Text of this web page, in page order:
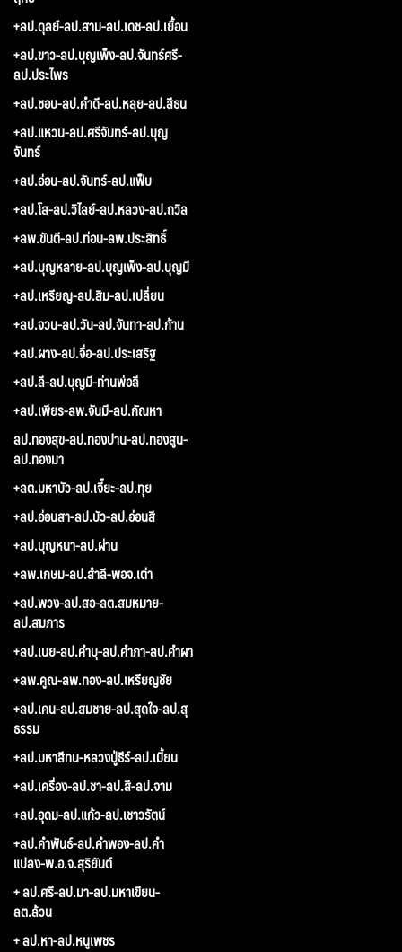
+ลป.ดุลย์-ลป.สาม-ลป.เดช-ลป.เยื้อน
+ลป.ขาว-ลป.บุญเพ็ง-ลป.จันทร์ศรี-
ลป.ประไพร
+ลป.ชอบ-ลป.คำดี-ลป.หลุย-ลป.สีธน
+ลป.แหวน-ลป.ศรีจันทร์-ลป.บุญ
จันทร์
+ลป.อ่อน-ลป.จันทร์-ลป.แฟ็บ
+ลป.โส-ลป.วิไลย์-ลป.หลวง-ลป.ถวิล
+ลพ.ขันตี-ลป.ท่อน-ลพ.ประสิทธิ์
+ลป.บุญหลาย-ลป.บุญเพ็ง-ลป.บุญมี
+ลป.เหรียญ-ลป.สิม-ลป.เปลี่ยน
+ลป.จวน-ลป.วัน-ลป.จันทา-ลป.ก้าน
+ลป.ผาง-ลป.จื่อ-ลป.ประเสริฐ
+ลป.ลี-ลป.บุญมี-ท่านพ่อลี
+ลป.เพียร-ลพ.จันมี-ลป.กัณหา
ลป.ทองสุข-ลป.ทองปาน-ลป.ทองสูน-
ลป.ทองมา
+ลต.มหาบัว-ลป.เจี๊ยะ-ลป.ทุย
+ลป.อ่อนสา-ลป.บัว-ลป.อ่อนสี
+ลป.บุญหนา-ลป.ผ่าน
+ลพ.เกษม-ลป.สำลี-พอจ.เต่า
+ลป.พวง-ลป.สอ-ลต.สมหมาย-
ลป.สมภาร
+ลป.เนย-ลป.คำบุ-ลป.คำภา-ลป.คำผา
+ลพ.คูณ-ลพ.ทอง-ลป.เหรียญชัย
+ลป.เคน-ลป.สมชาย-ลป.สุดใจ-ลป.สุ
ธรรม
+ลป.มหาสีทน-หลวงปู่ธีร์-ลป.เมี้ยน
+ลป.เครื่อง-ลป.ชา-ลป.สี-ลป.จาม
+ลป.อุดม-ลป.แก้ว-ลป.เชาวรัตน์
+ลป.คำพันธ์-ลป.คำพอง-ลป.คำ
แปลง-พ.อ.จ.สุริยันต์
+ ลป.ศรี-ลป.มา-ลป.มหาเขียน-
ลต.ล้วน
+ ลป.หา-ลป.หนูเพชร